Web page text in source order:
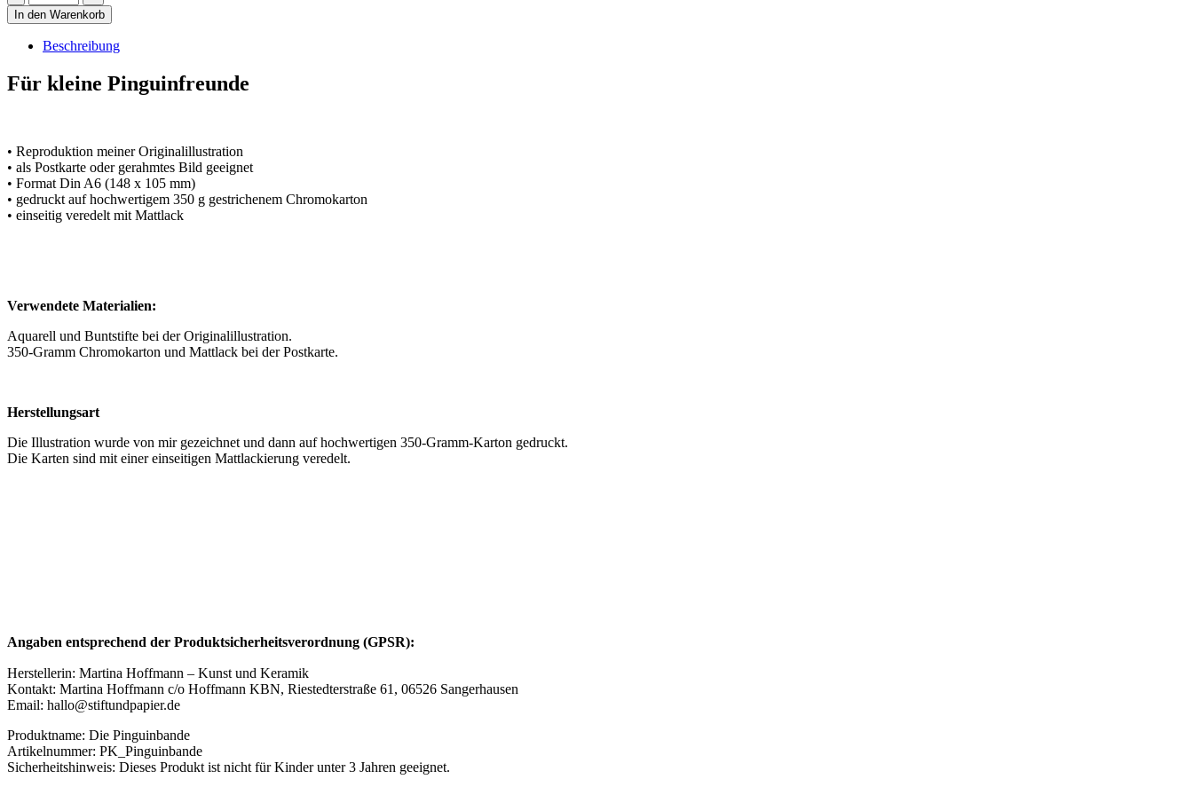
In den Warenkorb
Beschreibung
Für kleine Pinguinfreunde
• Reproduktion meiner Originalillustration
• als Postkarte oder gerahmtes Bild geeignet
• Format Din A6 (148 x 105 mm)
• gedruckt auf hochwertigem 350 g gestrichenem Chromokarton
• einseitig veredelt mit Mattlack
Verwendete Materialien:
Aquarell und Buntstifte bei der Originalillustration.
350-Gramm Chromokarton und Mattlack bei der Postkarte.
Herstellungsart
Die Illustration wurde von mir gezeichnet und dann auf hochwertigen 350-Gramm-Karton gedruckt.
Die Karten sind mit einer einseitigen Mattlackierung veredelt.
Angaben entsprechend der Produktsicherheitsverordnung (GPSR):
Herstellerin: Martina Hoffmann – Kunst und Keramik
Kontakt: Martina Hoffmann c/o Hoffmann KBN, Riestedterstraße 61, 06526 Sangerhausen
Email: hallo@stiftundpapier.de
Produktname: Die Pinguinbande
Artikelnummer: PK_Pinguinbande
Sicherheitshinweis: Dieses Produkt ist nicht für Kinder unter 3 Jahren geeignet.